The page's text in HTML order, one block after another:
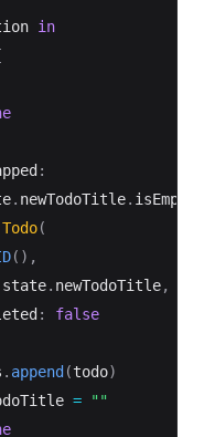
in
:
. newTodoTitle. isEmpty
Todo(
( ) ,
state. newTodoTitle,
:
false
. append (todo)
=
""